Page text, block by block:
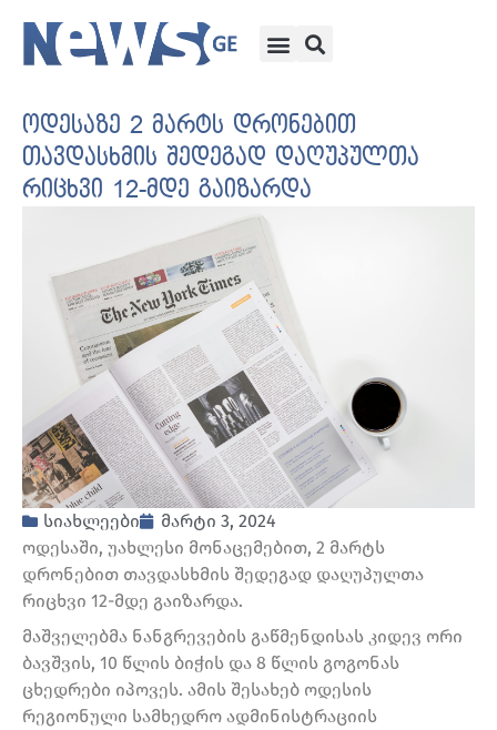
ოდესაზე 2 მარტს დრონებით
თავდასხმის შედეგად დაღუპულთა
რიცხვი 12-მდე გაიზარდა
სიახლეები
მარტი 3, 2024
ოდესაში, უახლესი მონაცემებით, 2 მარტს
დრონებით თავდასხმის შედეგად დაღუპულთა
რიცხვი 12-მდე გაიზარდა.
მაშველებმა ნანგრევების გაწმენდისას კიდევ ორი
ბავშვის, 10 წლის ბიჭის და 8 წლის გოგონას
ცხედრები იპოვეს. ამის შესახებ ოდესის
რეგიონული სამხედრო ადმინისტრაციის